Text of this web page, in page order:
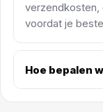
verzendkosten,
voordat je
Hoe bepalen